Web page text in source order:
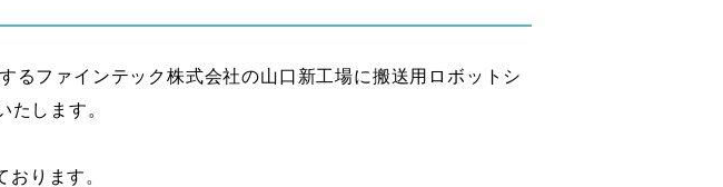
るファインテック株式会社の山口新工場に搬送用ロボットシ
します。
ります。